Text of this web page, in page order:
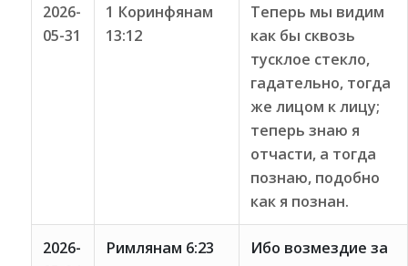
2026-
05-31
1 Коринфянам
13:12
Теперь мы видим
как бы сквозь
тусклое стекло,
гадательно, тогда
же лицом к лицу;
теперь знаю я
отчасти, а тогда
познаю, подобно
как я познан.
2026-
Римлянам 6:23
Ибо возмездие за